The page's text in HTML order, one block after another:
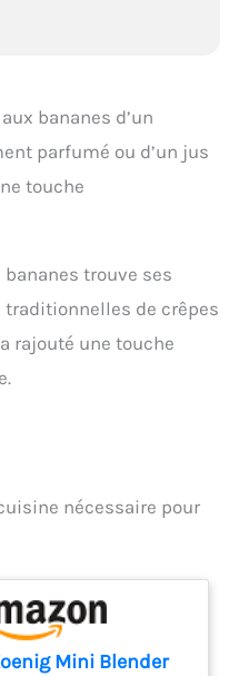
bananes d’un
parfumé ou d’un jus
touche
trouve ses
de crêpes
rajouté une touche
nécessaire pour
Mini Blender